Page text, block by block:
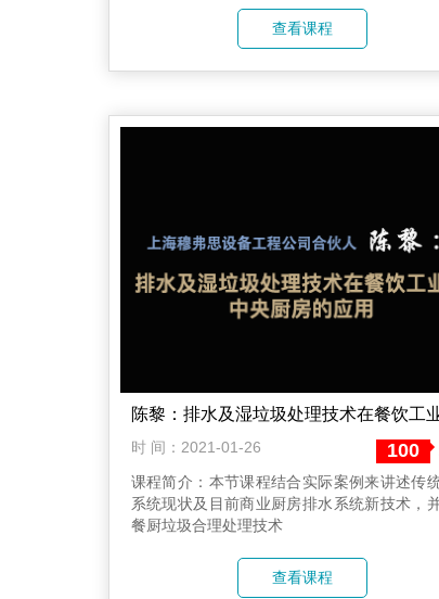
查看课程
时 间：2021-01-26 100
课程简介：本节课程结合实际案例来讲述传
系统现状及目前商业厨房排水系统新技术，
餐厨垃圾合理处理技术
查看课程